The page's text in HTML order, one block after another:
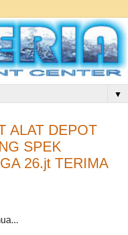
▼
ALAT DEPOT
SPEK
26.jt TERIMA